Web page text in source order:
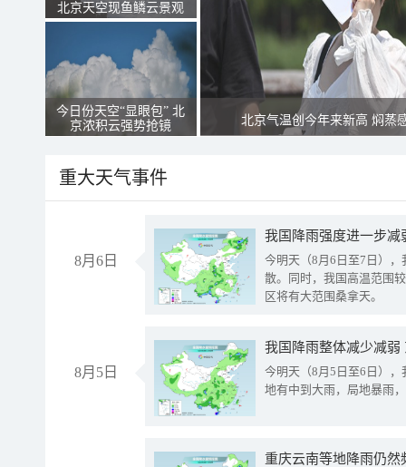
北京天空现鱼鳞云景观
今日份天空“显眼包” 北
京浓积云强势抢镜
北京气温创今年来新高 焖蒸
重大天气事件
8月6日
今明天（8月6日至7日）
散。同时，我国高温范围
区将有大范围桑拿天。
8月5日
我国降雨整体减少减弱
今明天（8月5日至6日）
地有中到大雨，局地暴雨
重庆云南等地降雨仍然